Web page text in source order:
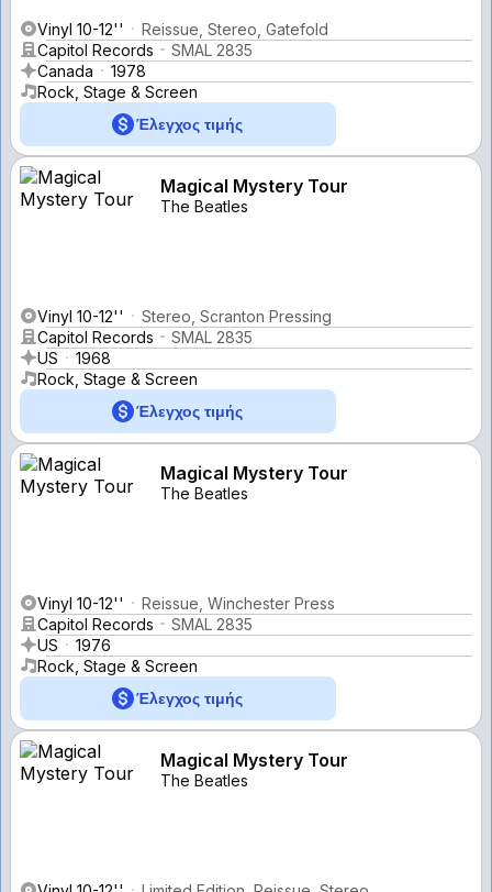
Vinyl 10-12''
Reissue, Stereo, Gatefold
Capitol Records
SMAL 2835
Canada
1978
Rock, Stage & Screen
Έλεγχος τιμής
Magical Mystery Tour
The Beatles
Vinyl 10-12''
Stereo, Scranton Pressing
Capitol Records
SMAL 2835
US
1968
Rock, Stage & Screen
Έλεγχος τιμής
Magical Mystery Tour
The Beatles
Vinyl 10-12''
Reissue, Winchester Press
Capitol Records
SMAL 2835
US
1976
Rock, Stage & Screen
Έλεγχος τιμής
Magical Mystery Tour
The Beatles